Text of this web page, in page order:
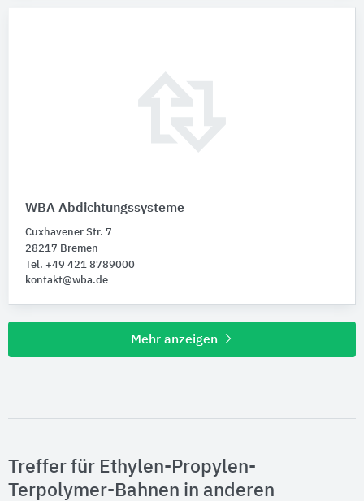
WBA Abdichtungssysteme
Cuxhavener Str. 7
28217 Bremen
Tel. +49 421 8789000
kontakt@wba.de
Mehr anzeigen
Treffer für Ethylen-Propylen-
Terpolymer-Bahnen in anderen